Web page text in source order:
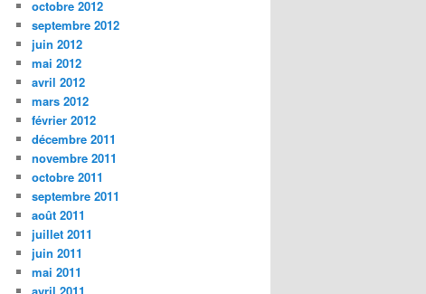
octobre 2012
septembre 2012
juin 2012
mai 2012
avril 2012
mars 2012
février 2012
décembre 2011
novembre 2011
octobre 2011
septembre 2011
août 2011
juillet 2011
juin 2011
mai 2011